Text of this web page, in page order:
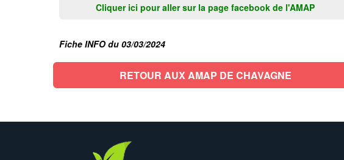
Cliquer ici pour aller sur la page facebook de l'AMAP
Fiche INFO du 03/03/2024
RETOUR AUX AMAP DE CHAVAGNE